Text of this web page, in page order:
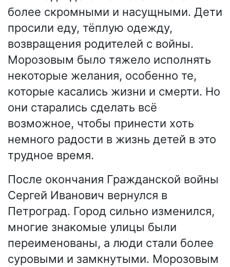
более скромными и насущными. Дети
просили еду, тёплую одежду,
возвращения родителей с войны.
Морозовым было тяжело исполнять
некоторые желания, особенно те,
которые касались жизни и смерти. Но
они старались сделать всё
возможное, чтобы принести хоть
немного радости в жизнь детей в это
трудное время.
После окончания Гражданской войны
Сергей Иванович вернулся в
Петроград. Город сильно изменился,
многие знакомые улицы были
переименованы, а люди стали более
суровыми и замкнутыми. Морозовым